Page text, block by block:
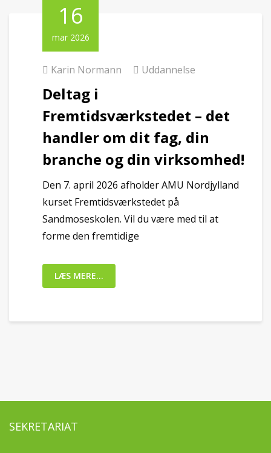
16
mar 2026
Karin Normann Uddannelse
Deltag i
Fremtidsværkstedet – det
handler om dit fag, din
branche og din virksomhed!
Den 7. april 2026 afholder AMU Nordjylland
kurset Fremtidsværkstedet på
Sandmoseskolen. Vil du være med til at
forme den fremtidige
LÆS MERE...
SEKRETARIAT